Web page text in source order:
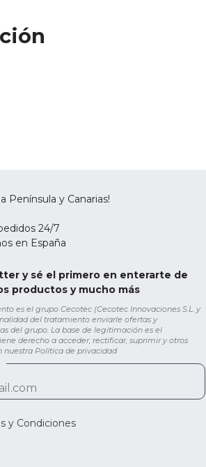
Península y Canarias!
24/7
en España
y sé el primero en enterarte de
productos y mucho más
es el grupo Cecotec (Cecotec Innovaciones S.L. y
del tratamiento enviarle ofertas y
del grupo. La base de legitimación es el
derecho a acceder, rectificar, suprimir y otros
nuestra Política de privacidad
y Condiciones